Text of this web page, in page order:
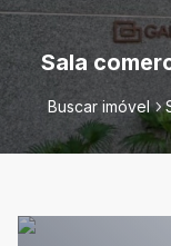
Sala
Buscar imóvel